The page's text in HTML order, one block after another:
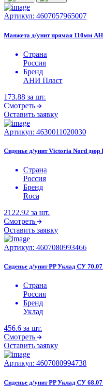
Артикул: 4607057965007
Манжета д/унит прямая 110мм
Страна
Россия
Бренд
АНИ Пласт
173.88 за шт.
Смотреть
Оставить заявку
Артикул: 4630011020030
Сиденье д/унит Victoria Nord дюр
Страна
Россия
Бренд
Roca
2122.92 за шт.
Смотреть
Оставить заявку
Артикул: 4607080993466
Сиденье д/унит PP Уклад СУ
Страна
Россия
Бренд
Уклад
456.6 за шт.
Смотреть
Оставить заявку
Артикул: 4607080994738
Сиденье д/унит PP Уклад СУ